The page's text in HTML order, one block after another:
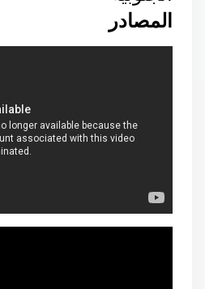
المصادر